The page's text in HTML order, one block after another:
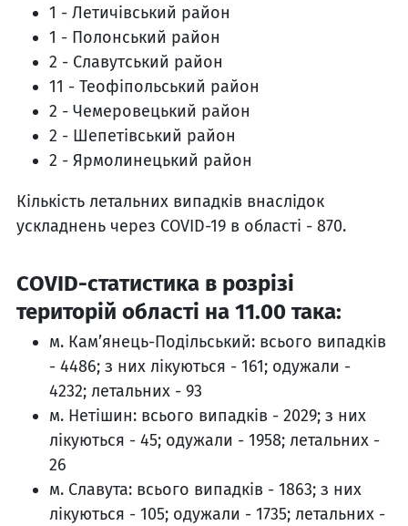
1 - Летичівський район
1 - Полонський район
2 - Славутський район
11 - Теофіпольський район
2 - Чемеровецький район
2 - Шепетівський район
2 - Ярмолинецький район
Кількість летальних випадків внаслідок
ускладнень через COVID-19 в області - 870.
СOVID-статистика в розрізі
територій області на 11.00 така:
м. Кам’янець-Подільський: всього випадків
- 4486; з них лікуються - 161; одужали -
4232; летальних - 93
м. Нетішин: всього випадків - 2029; з них
лікуються - 45; одужали - 1958; летальних -
26
м. Славута: всього випадків - 1863; з них
лікуються - 105; одужали - 1735; летальних -